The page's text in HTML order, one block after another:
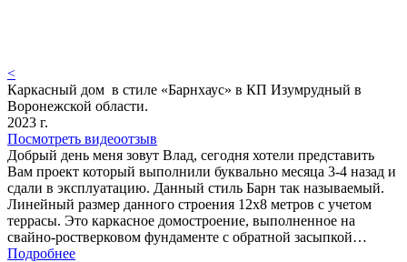
<
Каркасный дом в стиле «Барнхаус» в КП Изумрудный в
Воронежской области.
2023 г.
Посмотреть видеоотзыв
Добрый день меня зовут Влад, сегодня хотели представить
Вам проект который выполнили буквально месяца 3-4 назад и
сдали в эксплуатацию. Данный стиль Барн так называемый.
Линейный размер данного строения 12х8 метров с учетом
террасы. Это каркасное домостроение, выполненное на
свайно-ростверковом фундаменте с обратной засыпкой…
Подробнее